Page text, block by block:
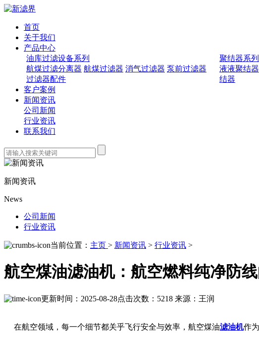
首页
关于我们
产品中心
油库过滤设备系列
航煤过滤分离器 航煤过滤器 消气过滤器 泵前过滤器
过滤器配件
聚结器系列
液液聚结器
结器
客户案例
新闻资讯
公司新闻
行业资讯
联系我们
新闻资讯
News
公司新闻
行业资讯
当前位置： 主页 > 新闻资讯 > 行业资讯 >
航空煤油滤油机：航空燃料纯净防
更新时间：2025-08-28点击次数：5218 来源：王润
在航空领域，每一个细节都关乎飞行安全与效率，航空煤油滤油机作